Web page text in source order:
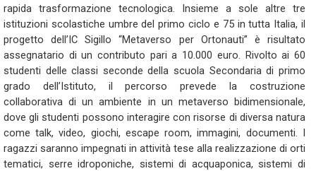
rapida trasformazione tecnologica. Insieme a sole altre tre
istituzioni scolastiche umbre del primo ciclo e 75 in tutta Italia, il
progetto dell’IC Sigillo “Metaverso per Ortonauti” è risultato
assegnatario di un contributo pari a 10.000 euro. Rivolto ai 60
studenti delle classi seconde della scuola Secondaria di primo
grado dell’Istituto, il percorso prevede la costruzione
collaborativa di un ambiente in un metaverso bidimensionale,
dove gli studenti possono interagire con risorse di diversa natura
come talk, video, giochi, escape room, immagini, documenti. I
ragazzi saranno impegnati in attività tese alla realizzazione di orti
tematici, serre idroponiche, sistemi di acquaponica, sistemi di